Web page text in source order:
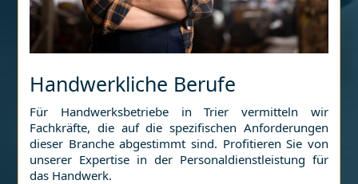
Handwerkliche Berufe
Für Handwerksbetriebe inTrier vermitteln wir
Fachkräfte, die auf die spezifischen Anforderungen
dieser Branche abgestimmt sind. Profitieren Sie von
unserer Expertise in der Personaldienstleistung für
das Handwerk.